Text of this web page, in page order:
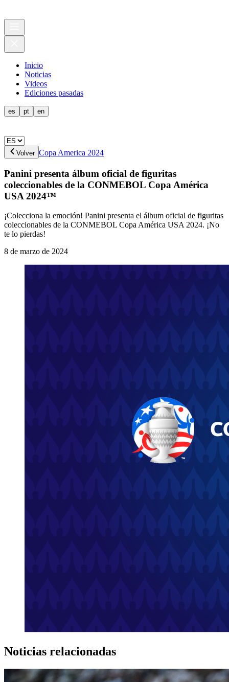
Inicio
Noticias
Videos
Ediciones pasadas
es pt en
Volver Copa America 2024
Panini presenta álbum oficial de figuritas
coleccionables de la CONMEBOL Copa América
USA 2024™
¡Colecciona la emoción! Panini presenta el álbum oficial de figuritas
coleccionables de la CONMEBOL Copa América USA 2024. ¡No
te lo pierdas!
8 de marzo de 2024
Noticias relacionadas